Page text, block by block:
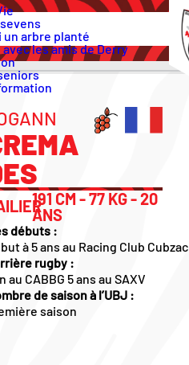
un arbre planté
les amis de Derry
191 CM - 77 KG - 20
ANS
débuts :
à 5 ans au Racing Club Cubzac
rugby :
au CABBG 5 ans au SAXV
de saison à l’UBJ :
saison